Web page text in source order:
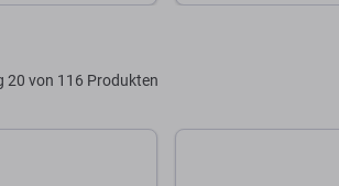
20 von 116 Produkten